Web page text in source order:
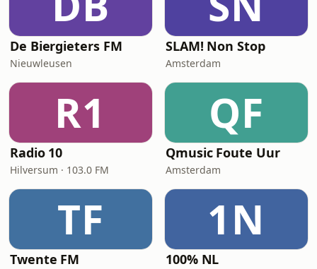
De Biergieters FM
Nieuwleusen
SLAM! Non Stop
Amsterdam
R1
Radio 10
Hilversum · 103.0 FM
QF
Qmusic Foute Uur
Amsterdam
TF
Twente FM
1N
100% NL